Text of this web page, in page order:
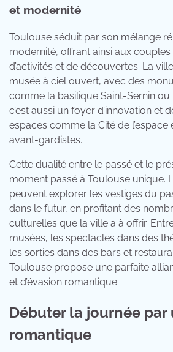
et modernité
Toulouse séduit par son mélange
modernité, offrant ainsi aux
d’activités et de découvertes. La
musée à ciel ouvert, avec des
comme la basilique Saint-Sernin ou
c’est aussi un foyer d’innovation et
espaces comme la Cité de l’espace
avant-gardistes.
Cette dualité entre le passé et le
moment passé à Toulouse unique.
peuvent explorer les vestiges du
dans le futur, en profitant des
culturelles que la ville a à offrir.
musées, les spectacles dans des
les sorties dans des bars et
Toulouse propose une parfaite
et d’évasion romantique.
Débuter la journée par
romantique